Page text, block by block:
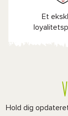
Et
Hold dig